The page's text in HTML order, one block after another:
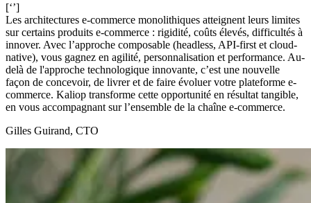
[‘’]
Les architectures e-commerce monolithiques atteignent leurs limites
sur certains produits e-commerce : rigidité, coûts élevés, difficultés à
innover. Avec l’approche composable (headless, API-first et cloud-
native), vous gagnez en agilité, personnalisation et performance. Au-
delà de l'approche technologique innovante, c’est une nouvelle
façon de concevoir, de livrer et de faire évoluer votre plateforme e-
commerce. Kaliop transforme cette opportunité en résultat tangible,
en vous accompagnant sur l’ensemble de la chaîne e-commerce.
Gilles Guirand, CTO